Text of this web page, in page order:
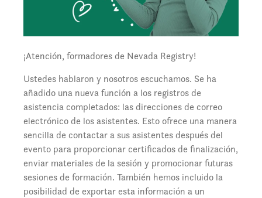
¡Atención, formadores de Nevada Registry!
Ustedes hablaron y nosotros escuchamos. Se ha
añadido una nueva función a los registros de
asistencia completados: las direcciones de correo
electrónico de los asistentes. Esto ofrece una manera
sencilla de contactar a sus asistentes después del
evento para proporcionar certificados de finalización,
enviar materiales de la sesión y promocionar futuras
sesiones de formación. También hemos incluido la
posibilidad de exportar esta información a un